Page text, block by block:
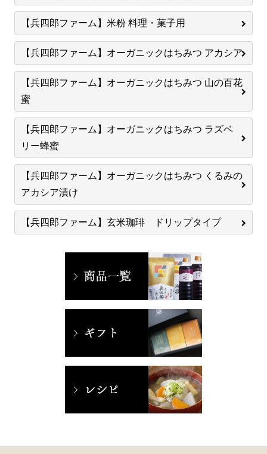
【兵四郎ファーム】米粉 料理・菓子用
【兵四郎ファーム】オーガニックはちみつ アカシア
【兵四郎ファーム】オーガニックはちみつ 山の百花
蜜
【兵四郎ファーム】オーガニックはちみつ ラズベ
リー蜂蜜
【兵四郎ファーム】オーガニックはちみつ くるみの
アカシア漬け
【兵四郎ファーム】玄米珈琲 ドリップタイプ